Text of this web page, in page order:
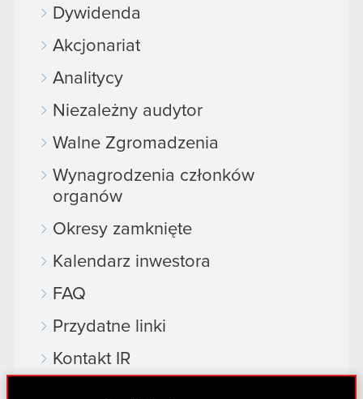
Dywidenda
Akcjonariat
Analitycy
Niezależny audytor
Walne Zgromadzenia
Wynagrodzenia członków
organów
Okresy zamknięte
Kalendarz inwestora
FAQ
Przydatne linki
Kontakt IR